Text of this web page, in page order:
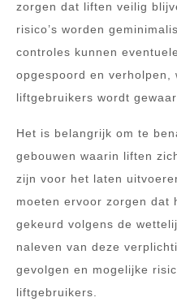
zorgen dat liften veilig
risico’s worden
controles kunnen
opgespoord en verholpen,
liftgebruikers wordt
Het is belangrijk om te
gebouwen waarin liften
zijn voor het laten
moeten ervoor zorgen dat
gekeurd volgens de
naleven van deze
gevolgen en mogelijke
liftgebruikers.